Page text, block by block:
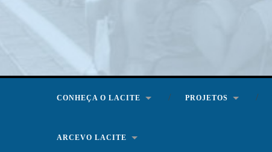
CONHEÇA O LACITE PROJETOS
ARCEVO LACITE